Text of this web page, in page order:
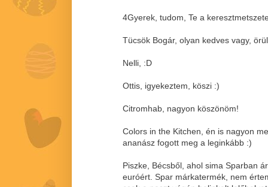
4Gyerek, tudom, Te a
Tücsök Bogár, olyan kedves vagy,
Nelli, :D
Ottis, igyekeztem, köszi :)
Citromhab, nagyon köszönöm!
Colors in the Kitchen, én is nagyon
ananász fogott meg a leginkább :)
Piszke, Bécsből, ahol sima Sparban
euróért. Spar márkatermék, nem